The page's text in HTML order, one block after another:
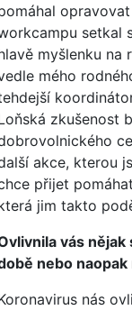
setkal
myšlenku
mého
zkušenost
akce, kterou
přijet
jim takto
vás
nebo
nás